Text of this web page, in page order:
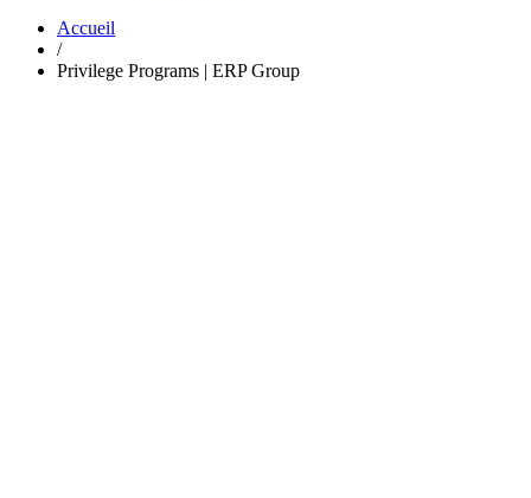
Accueil
/
Privilege Programs | ERP Group